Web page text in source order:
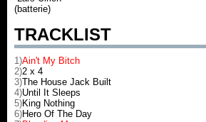
(batterie)
TRACKLIST
1)Ain't My Bitch
2)2 x 4
3)The House Jack Built
4)Until It Sleeps
5)King Nothing
6)Hero Of The Day